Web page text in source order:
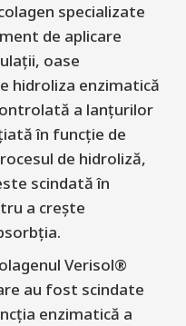
specializate
de aplicare
oase
hidroliza enzimatică
a lanțurilor
în funcție de
de hidroliză,
scindată în
a crește
Verisol®
au fost scindate
enzimatică a